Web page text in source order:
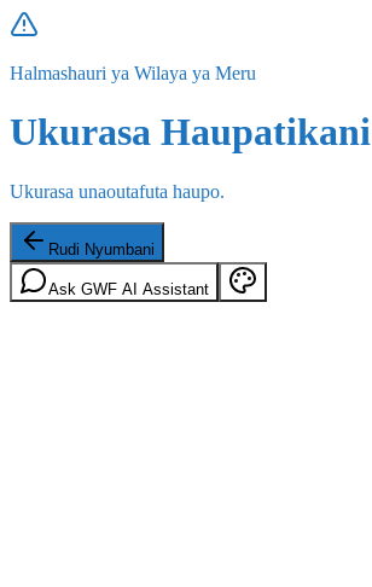
Halmashauri ya Wilaya ya Meru
Ukurasa Haupatikani
Ukurasa unaoutafuta haupo.
Rudi Nyumbani
Ask GWF AI Assistant